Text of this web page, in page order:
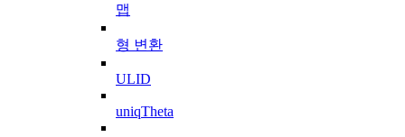
맵
형 변환
ULID
uniqTheta